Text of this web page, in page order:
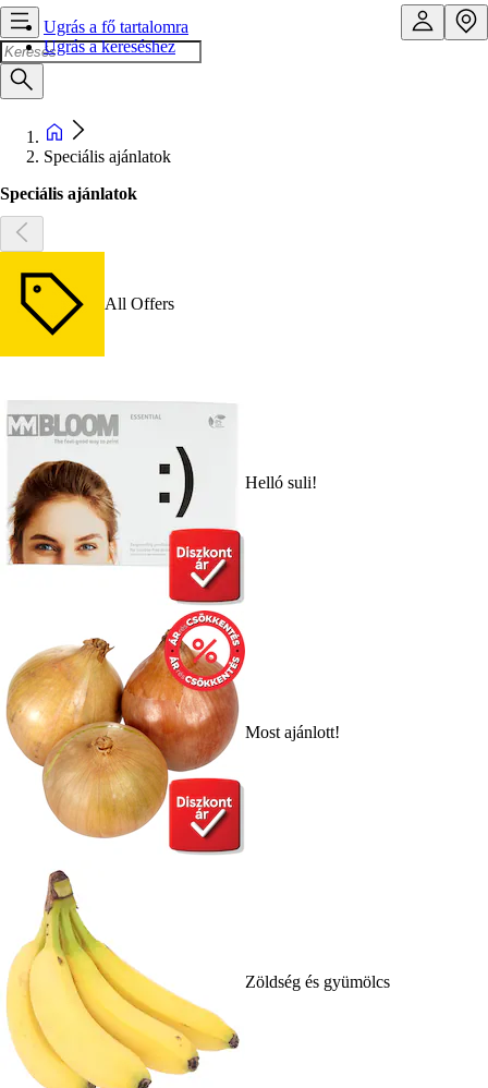
Ugrás a fő tartalomra
Ugrás a kereséshez
Speciális ajánlatok
Speciális ajánlatok
All Offers
Helló suli!
Most ajánlott!
Zöldség és gyümölcs